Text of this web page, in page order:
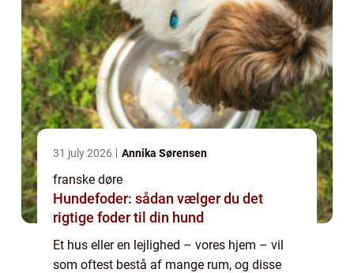
31 july 2026 Annika Sørensen
franske døre
Hundefoder: sådan vælger du det
rigtige foder til din hund
Et hus eller en lejlighed – vores hjem – vil
som oftest bestå af mange rum, og disse